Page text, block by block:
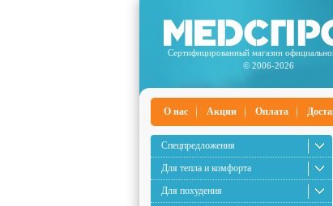
Сертифицированный магазин
© 2006-2026
О нас Акции Оплата
Спецпредложения
Для тепла и комфорта
Для похудения